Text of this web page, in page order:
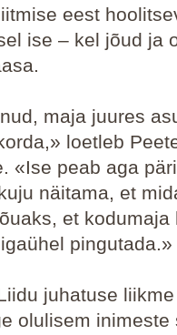
eest
ise – kel jõud ja
maja juures
loetleb
«Ise peab aga
näitama, et
et kodumaja
pingutada.»
juhatuse
olulisem inimeste